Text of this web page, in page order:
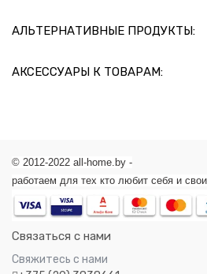
АЛЬТЕРНАТИВНЫЕ ПРОДУКТЫ:
АКСЕССУАРЫ К ТОВАРАМ:
© 2012-2022 all-home.by -
работаем для тех кто любит себя и
Связаться с нами
Свяжитесь с нами